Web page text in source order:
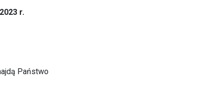
r.
Państwo